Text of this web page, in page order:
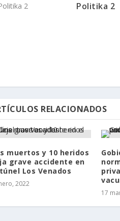
Politika 2
RELACIONADOS
muertos y 10 heridos
grave accidente en
Los Venados
2022
17